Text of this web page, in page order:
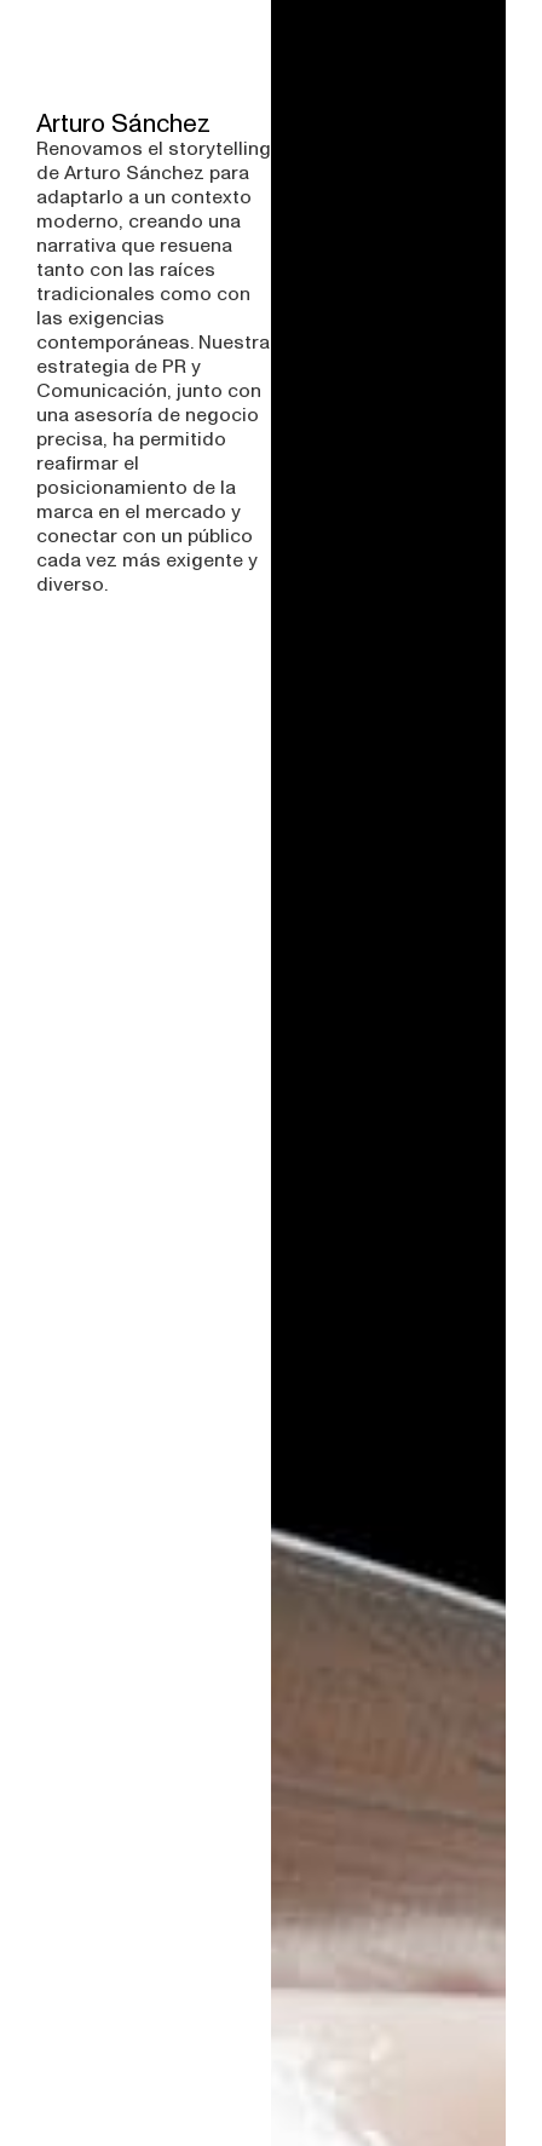
Arturo Sánchez
Renovamos el storytelling
de Arturo Sánchez para
adaptarlo a un contexto
moderno, creando una
narrativa que resuena
tanto con las raíces
tradicionales como con
las exigencias
contemporáneas. Nuestra
estrategia de PR y
Comunicación, junto con
una asesoría de negocio
precisa, ha permitido
reafirmar el
posicionamiento de la
marca en el mercado y
conectar con un público
cada vez más exigente y
diverso.